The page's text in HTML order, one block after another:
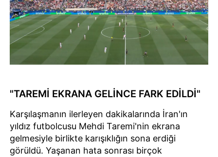
"TAREMİ EKRANA GELİNCE FARK EDİLDİ"
Karşılaşmanın ilerleyen dakikalarında İran'ın
yıldız futbolcusu Mehdi Taremi'nin ekrana
gelmesiyle birlikte karışıklığın sona erdiği
görüldü. Yaşanan hata sonrası birçok